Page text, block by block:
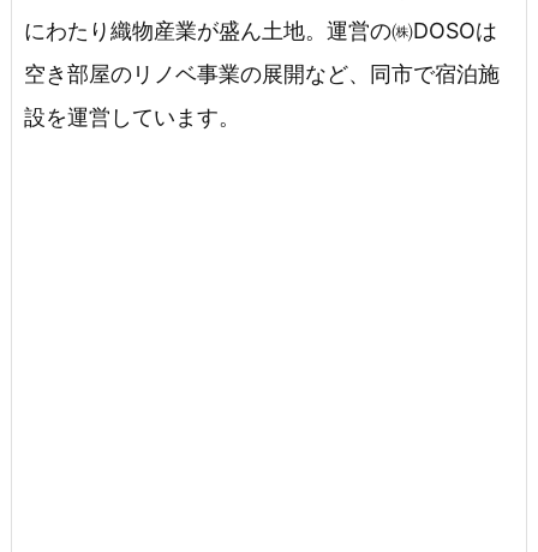
にわたり織物産業が盛ん土地。運営の㈱DOSOは
空き部屋のリノベ事業の展開など、同市で宿泊施
設を運営しています。